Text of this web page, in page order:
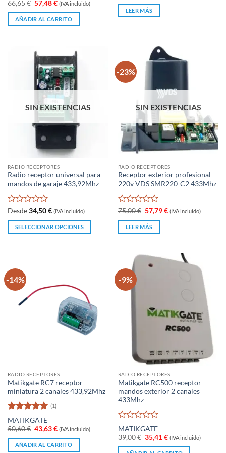
0
5
66,65€ El
precio
original
era:
57,48€El
precio
actual
es:
(IVA incluido)
AÑADIR AL CARRITO
5
original
era:
LEER MÁS
SIN EXISTENCIAS
RADIO RECEPTORES
Radio receptor universal para
mandos de garaje 433,92Mhz
Valorado
con
de
Desde 34,50€ (IVA incluido)
SELECCIONAR OPCIONES
múltiples
variantes.
Las
opciones
de
producto
-23%
SIN EXISTENCIAS
RADIO RECEPTORES
Receptor exterior profesional
220v VDS SMR220-C2 433Mhz
Valorado
con
de
75,00€ El
precio
original
era:
57,79€El
precio
(IVA incluido)
LEER MÁS
-14%
RADIO RECEPTORES
Matikgate RC7 receptor
miniatura 2 canales 433,92Mhz
Valorado
con5 de 5
(1)
MATIKGATE
50,60€ El
precio
original
era:
43,63€El
precio
actual
es:
(IVA incluido)
AÑADIR AL CARRITO
-9%
RADIO RECEPTORES
Matikgate RC500 receptor
mandos exterior 2 canales
433Mhz
Valorado
con
0
MATIKGATE
39,00€ El
precio
original
35,41€El
precio
actual
(IVA incluido)